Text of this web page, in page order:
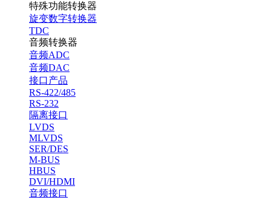
特殊功能转换器
旋变数字转换器
TDC
音频转换器
音频ADC
音频DAC
接口产品
RS-422/485
RS-232
隔离接口
LVDS
MLVDS
SER/DES
M-BUS
HBUS
DVI/HDMI
音频接口